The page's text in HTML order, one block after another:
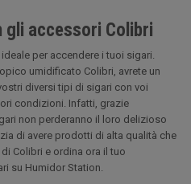
gli accessori Colibri
per accendere i tuoi sigari.
umidificato Colibri, avrete un
diversi tipi di sigari con voi
condizioni. Infatti, grazie
non perderanno il loro delizioso
di avere prodotti di alta qualità che
Colibri e ordina ora il tuo
su Humidor Station.